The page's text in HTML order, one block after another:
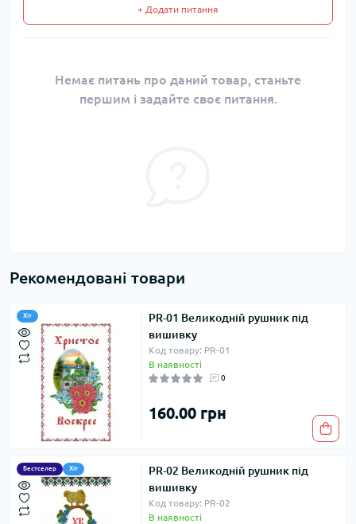
+ Додати питання
Немає питань про даний товар, станьте
першим і задайте своє питання.
Рекомендовані товари
Хіт
PR-01 Великодній рушник під
вишивку
Код товару: PR-01
В наявності
0
160.00 грн
Бестселер Хіт
PR-02 Великодній рушник під
вишивку
Код товару: PR-02
В наявності